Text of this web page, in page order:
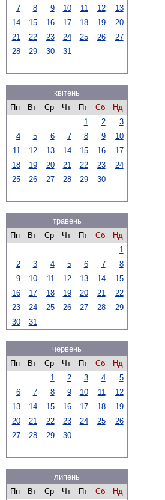
7 8 9 10 11 12
13
14
15 16 17 18 19
20
21
22 23 24 25 26
27
28
29 30 31
квітень
Пн
Вт Ср Чт Пт Сб
Нд
1
2
3
4
5 6 7 8 9
10
11
12 13 14 15 16
17
18
19 20 21 22 23
24
25
26 27 28 29 30
травень
Пн
Вт Ср Чт Пт Сб
Нд
1
2
3 4 5 6 7
8
9
10 11 12 13 14
15
16
17 18 19 20 21
22
23
24 25 26 27 28
29
30
31
червень
Пн
Вт Ср Чт Пт Сб
Нд
1
2 3 4
5
6
7 8 9 10 11
12
13
14 15 16 17 18
19
20
21 22 23 24 25
26
27
28 29 30
липень
Пн
Вт Ср Чт Пт Сб
Нд